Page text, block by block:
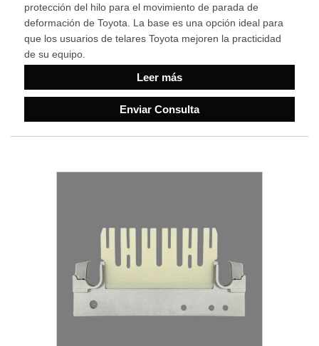
protección del hilo para el movimiento de parada de
deformación de Toyota. La base es una opción ideal para
que los usuarios de telares Toyota mejoren la practicidad
de su equipo.
Leer más
Enviar Consulta